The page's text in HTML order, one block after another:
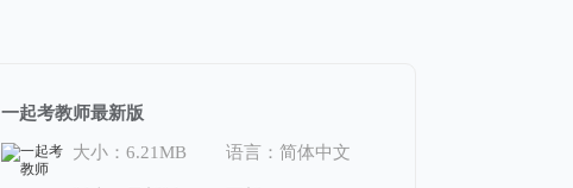
一起考教师最新版
大小：6.21MB 语言：简体中文